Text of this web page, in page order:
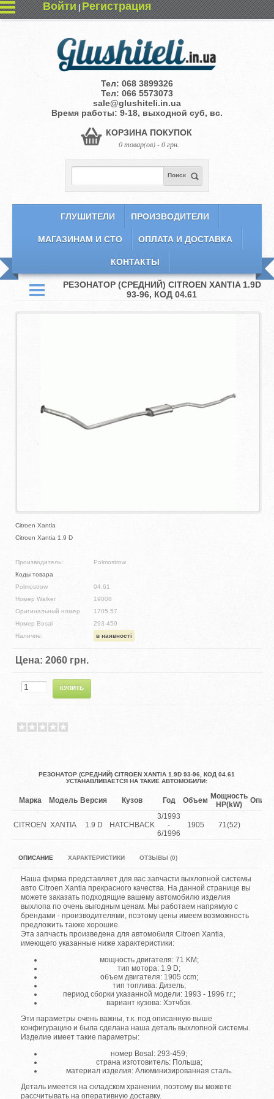
Войти|Регистрация
Тел: 068 3899326
Тел: 066 5573073
sale@glushiteli.in.ua
Время работы: 9-18, выходной суб, вс.
КОРЗИНА ПОКУПОК
0 товар(ов) - 0 грн.
Поиск
ГЛУШИТЕЛИ ПРОИЗВОДИТЕЛИ
МАГАЗИНАМ И СТО ОПЛАТА И ДОСТАВКА
КОНТАКТЫ
РЕЗОНАТОР (СРЕДНИЙ) CITROEN XANTIA 1.9D
93-96, КОД 04.61
Citroen Xantia
Citroen Xantia 1.9 D
Производитель:
Polmostrow
Коды товара
Polmostrow
04.61
Номер Walker
19008
Оригинальный номер
1705.57
Номер Bosal
293-459
Наличие:
в наявності
Цена:2060 грн.
РЕЗОНАТОР (СРЕДНИЙ) CITROEN XANTIA 1.9D 93-96, КОД 04.61
УСТАНАВЛИВАЕТСЯ НА ТАКИЕ АВТОМОБИЛИ:
Марка Модель Версия Кузов Год Объем Мощность
HP(kW)
CITROEN XANTIA 1.9 D HATCHBACK
3/1993
-
6/1996
1905 71(52)
ОПИСАНИЕ ХАРАКТЕРИСТИКИ ОТЗЫВЫ (0)
Наша фирма представляет для вас запчасти выхлопной системы
авто Citroen Xantia прекрасного качества. На данной странице вы
можете заказать подходящие вашему автомобилю изделия
выхлопа по очень выгодным ценам. Мы работаем напрямую с
брендами - производителями, поэтому цены имеем возможность
предложить также хорошие.
Эта запчасть произведена для автомобиля Citroen Xantia,
имеющего указанные ниже характеристики:
мощность двигателя: 71 KM;
тип мотора: 1.9 D;
объем двигателя: 1905 ccm;
тип топлива: Дизель;
период сборки указанной модели: 1993 - 1996 г.г.;
вариант кузова: Хэтчбэк.
Эти параметры очень важны, т.к. под описанную выше
конфигурацию и была сделана наша деталь выхлопной системы.
Изделие имеет такие параметры:
номер Bosal: 293-459;
страна изготовитель: Польша;
материал изделия: Алюминизированная сталь.
Деталь имеется на складском хранении, поэтому вы можете
рассчитывать на оперативную доставку.